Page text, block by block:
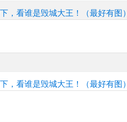
，看谁是毁城大王！（最好有图）
，看谁是毁城大王！（最好有图）